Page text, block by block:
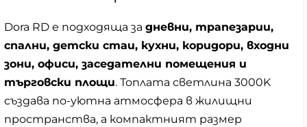
Dora RD е подходяща за дневни, трапезарии,
спални, детски стаи, кухни, коридори, входни
зони, офиси, заседателни помещения и
търговски площи. Топлата светлина 3000K
създава по-уютна атмосфера в жилищни
пространства, а компактният размер